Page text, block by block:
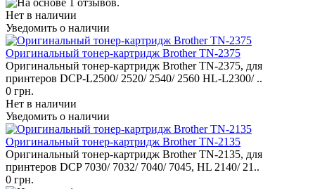
Нет в наличии
Уведомить о наличии
Оригинальный тонер-картридж Brother TN-2375
Оригинальный тонер-картридж Brother TN-2375, для
принтеров DCP-L2500/ 2520/ 2540/ 2560 HL-L2300/ ..
0 грн.
Нет в наличии
Уведомить о наличии
Оригинальный тонер-картридж Brother TN-2135
Оригинальный тонер-картридж Brother TN-2135, для
принтеров DCP 7030/ 7032/ 7040/ 7045, HL 2140/ 21..
0 грн.